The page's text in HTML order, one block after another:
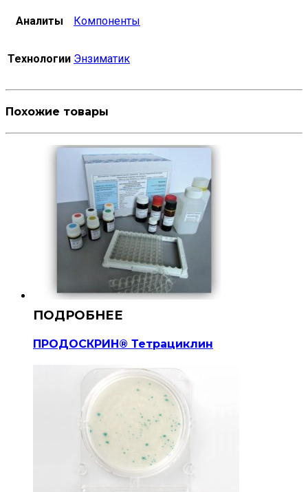
Аналиты Компоненты
Технологии Энзиматик
Похожие товары
ПРОДОСКРИН® Тетрациклин